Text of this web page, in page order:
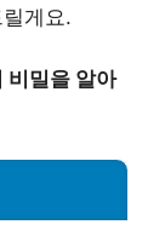
게요.
비밀을 알아